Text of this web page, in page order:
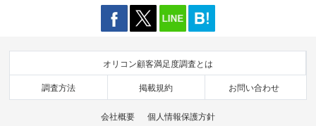
オリコン顧客満足度調査とは
調査方法 掲載規約 お問い合わせ
会社概要 個人情報保護方針